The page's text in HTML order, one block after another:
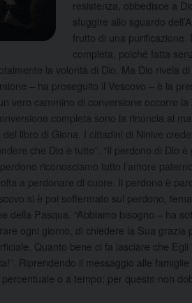
resistenza, obbedisce a
sfuggire allo sguardo
frutto di una
completa, poiché fatta
la volontà di Dio. Ma Dio rivela
– ha proseguito il Vescovo – è la
vero cammino di conversione occorre
completa sono la rinuncia ai
libro di Giona. I cittadini di Ninive
che Dio è tutto”. “Il perdono di Dio
riconosciamo tutto l’amore
a perdonare di cuore. Il perdono è
si è poi soffermato sul perdono,
della Pasqua. “Abbiamo bisogno – ha
ogni giorno, di chiedere la Sua
Quanto bene ci fa lasciare che
Riprendendo il messaggio alle
o a tempo: per questo non